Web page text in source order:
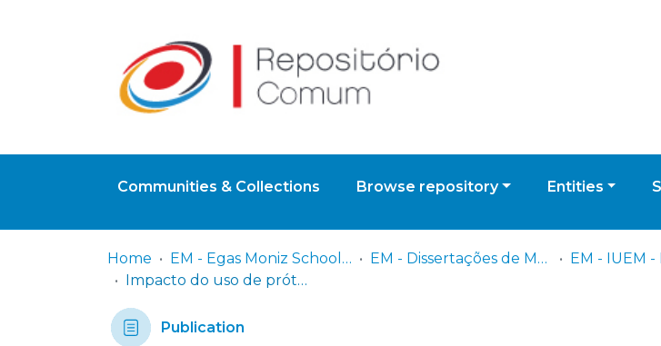
Communities & Collections Browse repository Entities
Home EM - Egas Moniz School of Health & Science EM - Dissertações de Mestrado
Impacto do uso de prótese removível na qualidade de vida de desdentados parciais e totais
Publication